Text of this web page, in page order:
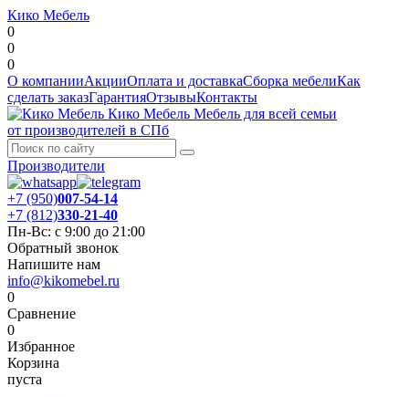
Кико Мебель
0
0
0
О компанииАкцииОплата и доставкаСборка мебелиКак
сделать заказГарантияОтзывыКонтакты
Кико Мебель Мебель для всей семьи
от производителей в СПб
Производители
+7 (950)007-54-14
+7 (812)330-21-40
Пн-Вс: с 9:00 до 21:00
Обратный звонок
Напишите нам
info@kikomebel.ru
0
Сравнение
0
Избранное
Корзина
пуста